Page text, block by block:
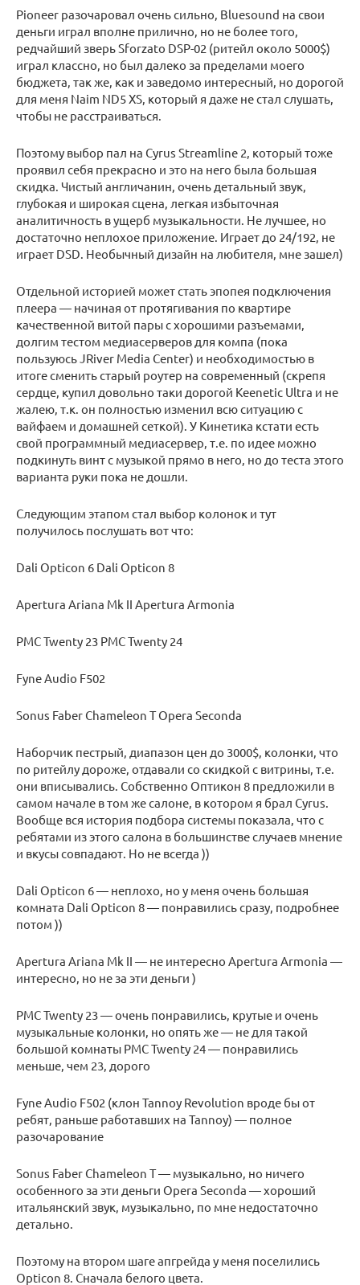
Pioneer разочаровал очень сильно, Bluesound на свои
деньги играл вполне прилично, но не более того,
редчайший зверь Sforzato DSP-02 (ритейл около 5000$)
играл классно, но был далеко за пределами моего
бюджета, так же, как и заведомо интересный, но дорогой
для меня Naim ND5 XS, который я даже не стал слушать,
чтобы не расстраиваться.
Поэтому выбор пал на Cyrus Streamline 2, который тоже
проявил себя прекрасно и это на него была большая
скидка. Чистый англичанин, очень детальный звук,
глубокая и широкая сцена, легкая избыточная
аналитичность в ущерб музыкальности. Не лучшее, но
достаточно неплохое приложение. Играет до 24/192, не
играет DSD. Необычный дизайн на любителя, мне зашел)
Отдельной историей может стать эпопея подключения
плеера — начиная от протягивания по квартире
качественной витой пары с хорошими разъемами,
долгим тестом медиасерверов для компа (пока
пользуюсь JRiver Media Center) и необходимостью в
итоге сменить старый роутер на современный (скрепя
сердце, купил довольно таки дорогой Keenetic Ultra и не
жалею, т.к. он полностью изменил всю ситуацию с
вайфаем и домашней сеткой). У Кинетика кстати есть
свой программный медиасервер, т.е. по идее можно
подкинуть винт с музыкой прямо в него, но до теста этого
варианта руки пока не дошли.
Следующим этапом стал выбор колонок и тут
получилось послушать вот что:
Dali Opticon 6 Dali Opticon 8
Apertura Ariana Mk II Apertura Armonia
PMC Twenty 23 PMC Twenty 24
Fyne Audio F502
Sonus Faber Chameleon T Opera Seconda
Наборчик пестрый, диапазон цен до 3000$, колонки, что
по ритейлу дороже, отдавали со скидкой с витрины, т.е.
они вписывались. Собственно Оптикон 8 предложили в
самом начале в том же салоне, в котором я брал Cyrus.
Вообще вся история подбора системы показала, что с
ребятами из этого салона в большинстве случаев мнение
и вкусы совпадают. Но не всегда ))
Dali Opticon 6 — неплохо, но у меня очень большая
комната Dali Opticon 8 — понравились сразу, подробнее
потом ))
Apertura Ariana Mk II — не интересно Apertura Armonia —
интересно, но не за эти деньги )
PMC Twenty 23 — очень понравились, крутые и очень
музыкальные колонки, но опять же — не для такой
большой комнаты PMC Twenty 24 — понравились
меньше, чем 23, дорого
Fyne Audio F502 (клон Tannoy Revolution вроде бы от
ребят, раньше работавших на Tannoy) — полное
разочарование
Sonus Faber Chameleon T — музыкально, но ничего
особенного за эти деньги Opera Seconda — хороший
итальянский звук, музыкально, по мне недостаточно
детально.
Поэтому на втором шаге апгрейда у меня поселились
Opticon 8. Сначала белого цвета.